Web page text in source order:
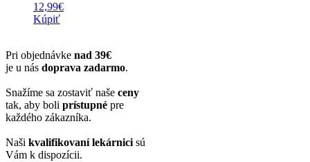
12,99€
Kúpiť
Pri objednávke nad 39€
je u nás doprava zadarmo.
Snažíme sa zostaviť naše ceny
tak, aby boli prístupné pre
každého zákazníka.
Naši kvalifikovaní lekárnici sú
Vám k dispozícii.